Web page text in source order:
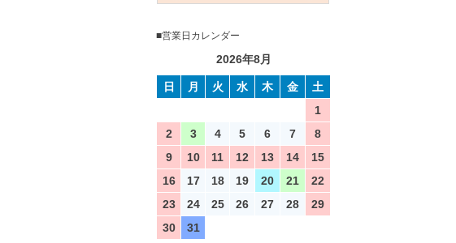
■営業日カレンダー
2026年8月
日 月 火 水 木 金
土
1
2
3 4 5 6 7
8
9
10 11 12 13 14
15
16
17 18 19 20 21
22
23
24 25 26 27 28
29
30
31